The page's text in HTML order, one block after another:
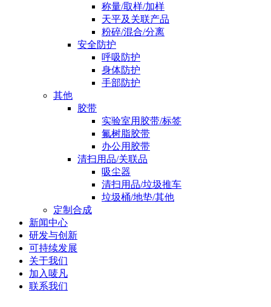
称量/取样/加样
天平及关联产品
粉碎/混合/分离
安全防护
呼吸防护
身体防护
手部防护
其他
胶带
实验室用胶带/标签
氟树脂胶带
办公用胶带
清扫用品/关联品
吸尘器
清扫用品/垃圾推车
垃圾桶/地垫/其他
定制合成
新闻中心
研发与创新
可持续发展
关于我们
加入唛凡
联系我们